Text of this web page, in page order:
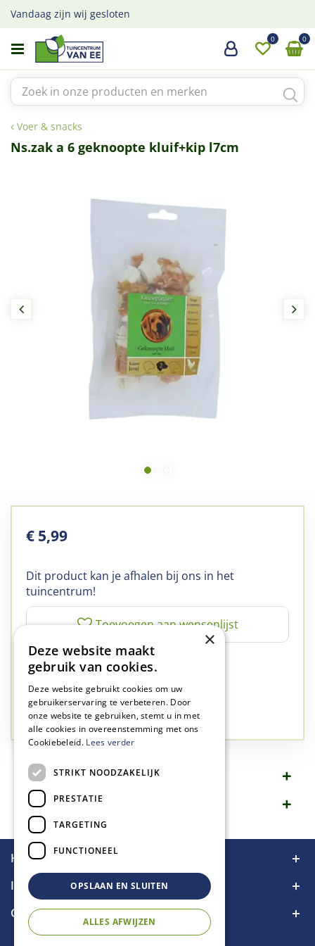
a
Voer & snacks
Vandaag zijn wij gesloten
Ns.zak a 6 geknoopte kluif+kip l7cm
€ 5,99
Dit product kan je afhalen bij ons in het
tuincentrum!
✅A-kwaliteit planten
✅77 jaar familie bedrijf
✅Groen, dat is wat we doen
Omschrijving
Specificaties
Handige links
Informatie
Contact
×
Deze website maakt
gebruik van cookies.
Deze website gebruikt cookies om uw
gebruikerservaring te verbeteren. Door
onze website te gebruiken, stemt u in met
alle cookies in overeenstemming met ons
Cookiebeleid. Lees verder
STRIKT NOODZAKELIJK
PRESTATIE
TARGETING
FUNCTIONEEL
OPSLAAN EN SLUITEN
ALLES AFWIJZEN